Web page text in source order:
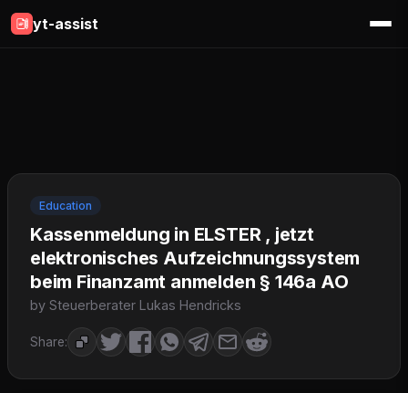
yt-assist
Education
Kassenmeldung in ELSTER , jetzt
elektronisches Aufzeichnungssystem
beim Finanzamt anmelden § 146a AO
by Steuerberater Lukas Hendricks
Share: